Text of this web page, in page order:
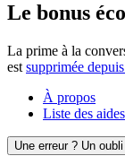
Le bonus
La prime à la
est supprimée
À propos
Liste des aides
Une erreur ? Un